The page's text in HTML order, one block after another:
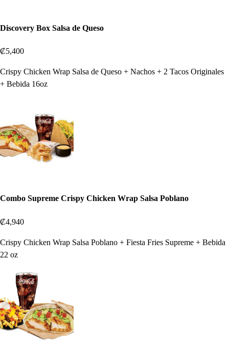
Discovery Box Salsa de Queso
₡5,400
Crispy Chicken Wrap Salsa de Queso + Nachos + 2 Tacos Originales
+ Bebida 16oz
Combo Supreme Crispy Chicken Wrap Salsa Poblano
₡4,940
Crispy Chicken Wrap Salsa Poblano + Fiesta Fries Supreme + Bebida
22 oz